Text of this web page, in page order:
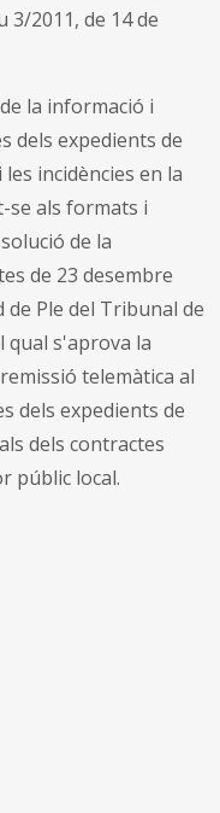
2011, de 14 de
la informació i
dels expedients de
incidències en la
se als formats i
de la
de 23 desembre
de Ple del Tribunal de
qual s'aprova la
telemàtica al
dels expedients de
dels contractes
públic local.